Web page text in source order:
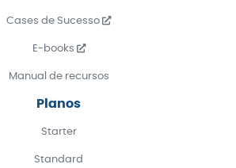
Cases de Sucesso
E-books
Manual de recursos
Planos
Starter
Standard